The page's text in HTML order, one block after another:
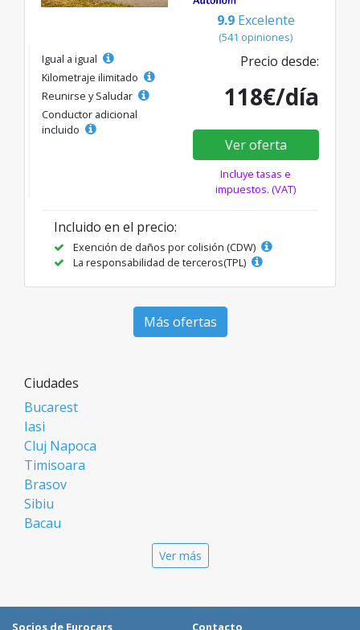
9.9 Excelente
(541 opiniones)
Igual a igual
Kilometraje ilimitado
Reunirse y Saludar
Conductor adicional
incluido
Precio desde:
118€/día
Ver oferta
Incluye tasas e
impuestos. (VAT)
Incluido en el precio:
Exención de daños por colisión (CDW)
La responsabilidad de terceros(TPL)
Más ofertas
Ciudades
Bucarest
Iasi
Cluj Napoca
Timisoara
Brasov
Sibiu
Bacau
Galati
Ver más
Socios de Eurocars Contacto